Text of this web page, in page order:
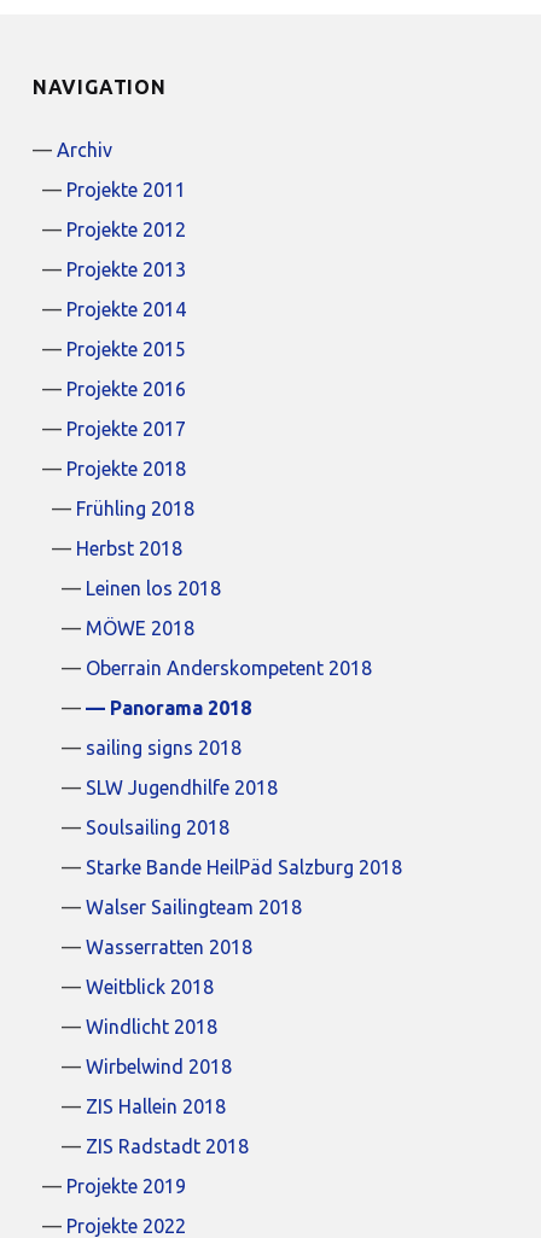
NAVIGATION
Archiv
Projekte 2011
Projekte 2012
Projekte 2013
Projekte 2014
Projekte 2015
Projekte 2016
Projekte 2017
Projekte 2018
Frühling 2018
Herbst 2018
Leinen los 2018
MÖWE 2018
Oberrain Anderskompetent 2018
Panorama 2018
sailing signs 2018
SLW Jugendhilfe 2018
Soulsailing 2018
Starke Bande HeilPäd Salzburg 2018
Walser Sailingteam 2018
Wasserratten 2018
Weitblick 2018
Windlicht 2018
Wirbelwind 2018
ZIS Hallein 2018
ZIS Radstadt 2018
Projekte 2019
Projekte 2022